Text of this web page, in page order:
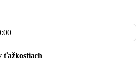
ťažkostiach